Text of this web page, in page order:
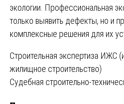
экологии. Профессиональная
только выявить дефекты, но и
комплексные решения для их
Навигация
по
Строительная экспертиза ИЖС
жилищное строительство)
Судебная строительно-